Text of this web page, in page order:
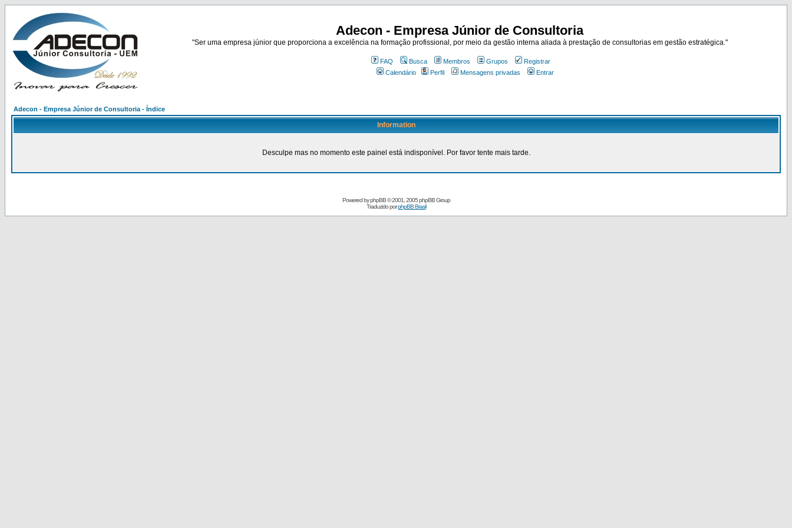
Adecon - Empresa Júnior de Consultoria
"Ser uma empresa júnior que proporciona a excelência na formação profissional, por meio da gestão interna aliada à prestação de consultorias em gestão estratégica."
FAQ Busca Membros Grupos
Registrar
Calendário
Perfil Mensagens privadas Entrar
Adecon - Empresa Júnior de Consultoria - Índice
Information
Desculpe mas no momento este painel está indisponível. Por favor tente mais tarde.
Powered byphpBB© 2001, 2005 phpBB Group
Traduzido porphpBB Brasil